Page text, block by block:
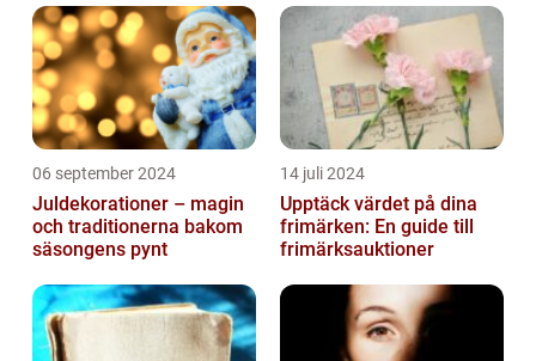
06 september 2024
Juldekorationer – magin
och traditionerna bakom
säsongens pynt
14 juli 2024
Upptäck värdet på dina
frimärken: En guide till
frimärksauktioner